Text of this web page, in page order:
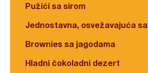
Pužići sa sirom
Jednostavna, osvežavajuća
Brownies sa jagodama
Hladni čokoladni dezert